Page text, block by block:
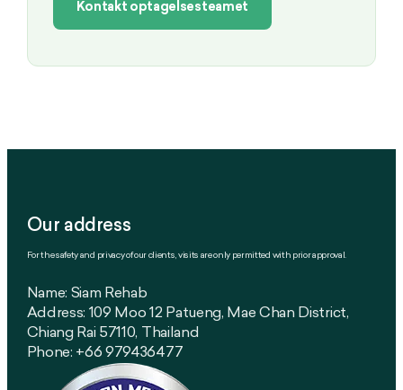
Kontakt optagelsesteamet
Our address
For the safety and privacy of our clients, visits are only permitted with prior approval.
Name: Siam Rehab
Address: 109 Moo 12 Patueng, Mae Chan District,
Chiang Rai 57110, Thailand
Phone: +66 979436477